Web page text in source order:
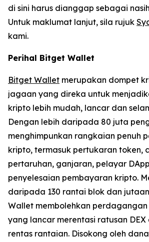
di sini harus dianggap sebagai
Untuk maklumat lanjut, sila rujuk
kami.
Perihal Bitget Wallet
Bitget Wallet merupakan dompet
jagaan yang direka untuk
kripto lebih mudah, lancar dan
Dengan lebih daripada 80 juta
menghimpunkan rangkaian penuh
kripto, termasuk pertukaran token,
pertaruhan, ganjaran, pelayar
penyelesaian pembayaran kripto.
daripada 130 rantai blok dan
Wallet membolehkan
yang lancar merentasi ratusan
rentas rantaian. Disokong oleh